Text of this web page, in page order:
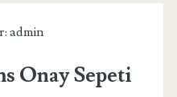
admin
Onay Sepeti